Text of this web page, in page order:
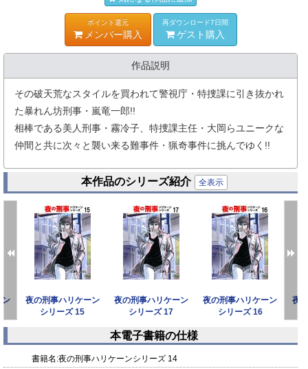
ポイント還元
メンバー購入
再ダウンロード7日間
ゲスト購入
作品説明
その破天荒なスタイルを買われて警視庁・特捜課に引き抜かれ
た暴れん坊刑事・嵐竜一郎!!
相棒である美人刑事・霧冷子、特捜課主任・大岡らユニークな
仲間と共に次々と襲い来る難事件・猟奇事件に挑んでゆく!!
本作品のシリーズ紹介 全表示
ン
夜の刑事ハリケーン
シリーズ 15
夜の刑事ハリケーン
シリーズ 17
夜の刑事ハリケーン
シリーズ 16
夜
prev next
本電子書籍の仕様
書籍名:夜の刑事ハリケーンシリーズ 14